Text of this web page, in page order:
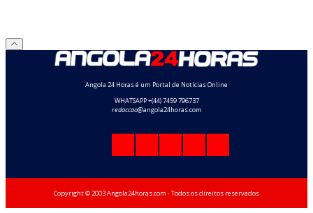
Angola 24 Horas é um Portal de Notícias Online
WHATSAPP +(44) 7459 796737
redaccao@angola24horas.com
Copyright © 2003 Angola24horas.com - Todos os direitos reservados